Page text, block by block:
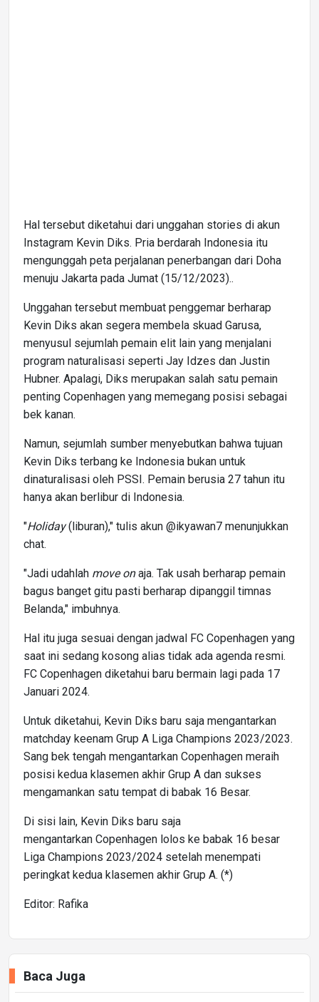
Hal tersebut diketahui dari unggahan stories di akun
Instagram Kevin Diks. Pria berdarah Indonesia itu
mengunggah peta perjalanan penerbangan dari Doha
menuju Jakarta pada Jumat (15/12/2023)..
Unggahan tersebut membuat penggemar berharap
Kevin Diks akan segera membela skuad Garusa,
menyusul sejumlah pemain elit lain yang menjalani
program naturalisasi seperti Jay Idzes dan Justin
Hubner. Apalagi, Diks merupakan salah satu pemain
penting Copenhagen yang memegang posisi sebagai
bek kanan.
Namun, sejumlah sumber menyebutkan bahwa tujuan
Kevin Diks terbang ke Indonesia bukan untuk
dinaturalisasi oleh PSSI. Pemain berusia 27 tahun itu
hanya akan berlibur di Indonesia.
"Holiday(liburan)," tulis akun @ikyawan7 menunjukkan
chat.
"Jadi udahlah move onaja. Tak usah berharap pemain
bagus banget gitu pasti berharap dipanggil timnas
Belanda," imbuhnya.
Hal itu juga sesuai dengan jadwal FC Copenhagen yang
saat ini sedang kosong alias tidak ada agenda resmi.
FC Copenhagen diketahui baru bermain lagi pada 17
Januari 2024.
Untuk diketahui, Kevin Diks baru saja mengantarkan
matchday keenam Grup A Liga Champions 2023/2023.
Sang bek tengah mengantarkan Copenhagen meraih
posisi kedua klasemen akhir Grup A dan sukses
mengamankan satu tempat di babak 16 Besar.
Di sisi lain, Kevin Diks baru saja
mengantarkan Copenhagen lolos ke babak 16 besar
Liga Champions 2023/2024 setelah menempati
peringkat kedua klasemen akhir Grup A. (*)
Editor: Rafika
Baca Juga